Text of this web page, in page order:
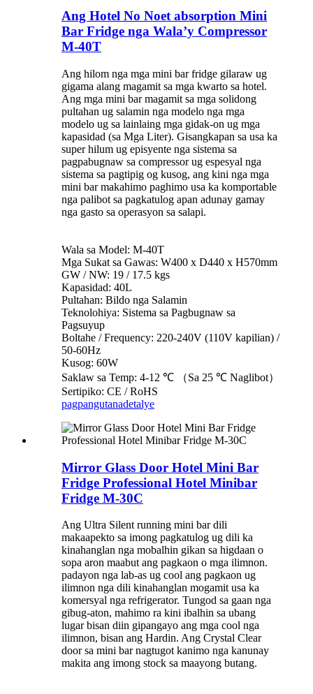
Ang Hotel No Noet absorption Mini
Bar Fridge nga Wala’y Compressor
M-40T
Ang hilom nga mga mini bar fridge gilaraw ug
gigama alang magamit sa mga kwarto sa hotel.
Ang mga mini bar magamit sa mga solidong
pultahan ug salamin nga modelo nga mga
modelo ug sa lainlaing mga gidak-on ug mga
kapasidad (sa Mga Liter). Gisangkapan sa usa ka
super hilum ug episyente nga sistema sa
pagpabugnaw sa compressor ug espesyal nga
sistema sa pagtipig og kusog, ang kini nga mga
mini bar makahimo paghimo usa ka komportable
nga palibot sa pagkatulog apan adunay gamay
nga gasto sa operasyon sa salapi.
Wala sa Model: M-40T
Mga Sukat sa Gawas: W400 x D440 x H570mm
GW / NW: 19 / 17.5 kgs
Kapasidad: 40L
Pultahan: Bildo nga Salamin
Teknolohiya: Sistema sa Pagbugnaw sa
Pagsuyup
Boltahe / Frequency: 220-240V (110V kapilian) /
50-60Hz
Kusog: 60W
Saklaw sa Temp: 4-12 ℃ （Sa 25 ℃ Naglibot）
Sertipiko: CE / RoHS
pagpangutanadetalye
Mirror Glass Door Hotel Mini Bar
Fridge Professional Hotel Minibar
Fridge M-30C
Ang Ultra Silent running mini bar dili
makaapekto sa imong pagkatulog ug dili ka
kinahanglan nga mobalhin gikan sa higdaan o
sopa aron maabut ang pagkaon o mga ilimnon.
padayon nga lab-as ug cool ang pagkaon ug
ilimnon nga dili kinahanglan mogamit usa ka
komersyal nga refrigerator. Tungod sa gaan nga
gibug-aton, mahimo ra kini ibalhin sa ubang
lugar bisan diin gipangayo ang mga cool nga
ilimnon, bisan ang Hardin. Ang Crystal Clear
door sa mini bar nagtugot kanimo nga kanunay
makita ang imong stock sa maayong butang.